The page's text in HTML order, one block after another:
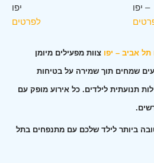
יפו
לפרטים
– יפו
אביב – יפו צוות מפעילים מיומן
שמחים תוך שמירה על בטיחות
תנועתית לילדים. כל אירוע מופק עם
ביותר לילד שלכם עם מתנפחים בתל